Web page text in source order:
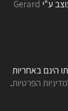
Gerard
הינם באחריות
מדיניות הפרטיות.